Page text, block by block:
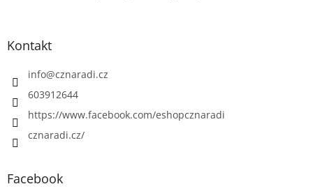
Kontakt
info@cznaradi.cz
603912644
https://www.facebook.com/eshopcznaradi
cznaradi.cz/
Facebook